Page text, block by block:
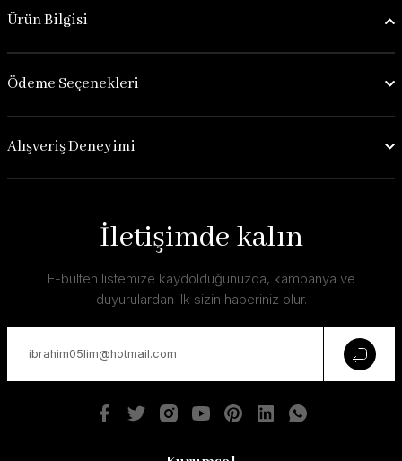
Ürün Bilgisi
Ödeme Seçenekleri
Alışveriş Deneyimi
İletişimde kalın
E-bülten listemize kaydolduğunuzda, kampanya ve
duyurulardan ilk sizin haberiniz olur.